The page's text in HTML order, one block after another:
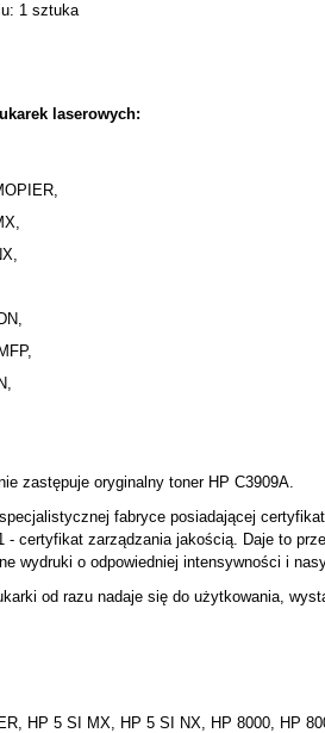
1 sztuka
laserowych:
zastępuje oryginalny toner HP C3909A.
fabryce posiadającej
- certyfikat zarządzania jakością. Daje to
wydruki o odpowiedniej intensywności i
od razu nadaje się do użytkowania,
HP 5 SI MX, HP 5 SI NX, HP 8000, HP